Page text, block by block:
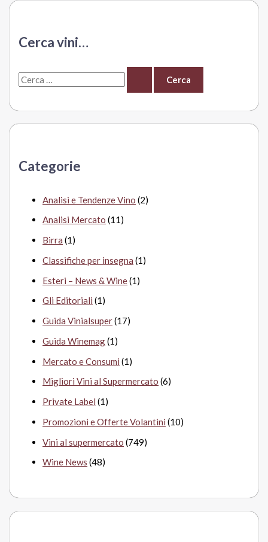
il
miracolo
lievitazione
Cerca vini…
C
r
:Categorie
Analisi e Tendenze Vino (2)
Analisi Mercato (11)
Birra (1)
Classifiche per insegna (1)
Esteri – News & Wine(1)
Gli Editoriali (1)
Guida Vinialsuper(17)
Guida Winemag(1)
Mercato e Consumi (1)
Migliori Vini al Supermercato (6)
Private Label (1)
Promozioni e Offerte Volantini (10)
Vini al supermercato (749)
Wine News (48)